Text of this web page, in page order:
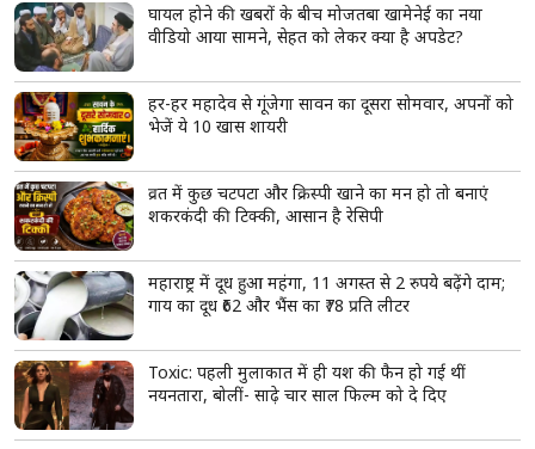
घायल होने की खबरों के बीच मोजतबा खामेनेई का नया
वीडियो आया सामने, सेहत को लेकर क्या है अपडेट?
हर-हर महादेव से गूंजेगा सावन का दूसरा सोमवार, अपनों को
भेजें ये 10 खास शायरी
व्रत में कुछ चटपटा और क्रिस्पी खाने का मन हो तो बनाएं
शकरकंदी की टिक्की, आसान है रेसिपी
महाराष्ट्र में दूध हुआ महंगा, 11 अगस्त से 2 रुपये बढ़ेंगे दाम;
गाय का दूध ₹62 और भैंस का ₹78 प्रति लीटर
Toxic: पहली मुलाकात में ही यश की फैन हो गई थीं
नयनतारा, बोलीं- साढ़े चार साल फिल्म को दे दिए